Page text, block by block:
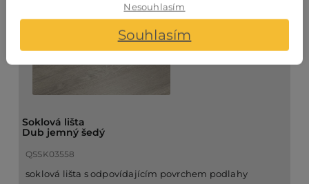
Soklová lišta
Dub jemný šedý
QSSK03558
soklová lišta s odpovídajícím povrchem podlahy
Nesouhlasím
Souhlasím